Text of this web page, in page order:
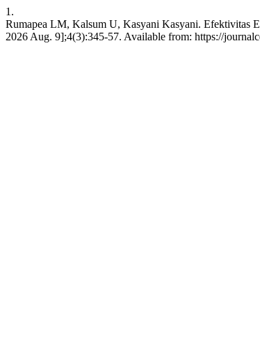
1.
Rumapea LM, Kalsum U, Kasyani Kasyani. Efektivitas
2026 Aug. 9];4(3):345-57. Available from: https://